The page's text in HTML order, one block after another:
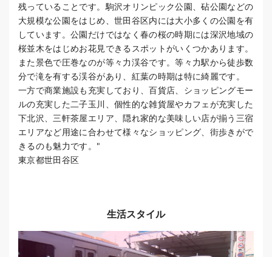
残っていることです。駒沢オリンピック公園、砧公園などの
大規模な公園をはじめ、世田谷区内には大小多くの公園を有
しています。公園だけではなく春の桜の時期には深沢地域の
桜並木をはじめお花見できるスポットがいくつかあります。
また景色で圧巻なのが等々力渓谷です。等々力駅から徒歩数
分で滝を有する渓谷があり、紅葉の時期は特に綺麗です。
一方で商業施設も充実しており、百貨店、ショッピングモー
ルの充実した二子玉川、個性的な雑貨屋やカフェが充実した
下北沢、三軒茶屋エリア、隠れ家的な美味しい店が揃う三宿
エリアなど用途に合わせて様々なショッピング、街歩きがで
きるのも魅力です。"
東京都世田谷区
生活スタイル